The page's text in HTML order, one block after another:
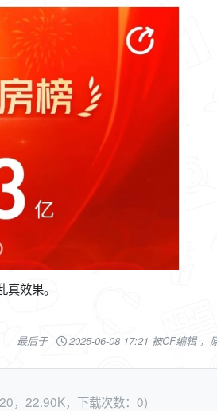
效果。
最后于 2025-06-08 17:21 被CF编辑 ，
，22.90K，下载次数：0)